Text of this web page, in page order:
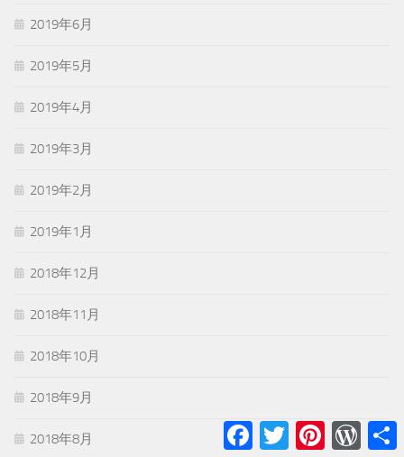
2019年6月
2019年5月
2019年4月
2019年3月
2019年2月
2019年1月
2018年12月
2018年11月
2018年10月
2018年9月
2018年8月
FacebookTwitter Pinterest